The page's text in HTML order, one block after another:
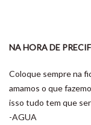
NA HORA DE
Coloque sempre na
amamos o que
isso tudo tem que
-AGUA